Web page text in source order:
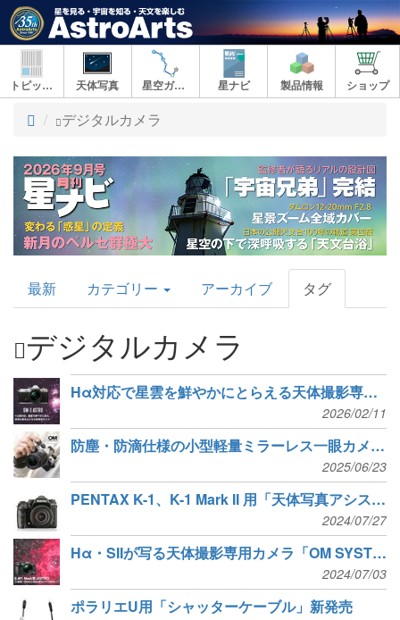
トピックス 天体写真 星空ガイド 星ナビ 製品情報 ショップ
ト
プ
デジタルカメラ
AstroArts
Topics
最新 カテゴリー アーカイブ タグ
デジタルカメラ
Hα対応で星雲を鮮やかにとらえる天体撮影専用カメラ「OM SYSTEM OM-3 ASTRO」
2026/02/11
防塵・防滴仕様の小型軽量ミラーレス一眼カメラ「OM SYSTEM OM-5 Mark II」新発売
2025/06/23
PENTAX K-1、K-1 Mark II 用「天体写真アシスト」機能をリコーイメージングが発表
2024/07/27
Hα・SIIが写る天体撮影専用カメラ「OM SYSTEM E-M1 Mark III ASTRO」が新発売
2024/07/03
ポラリエU用「シャッターケーブル」新発売